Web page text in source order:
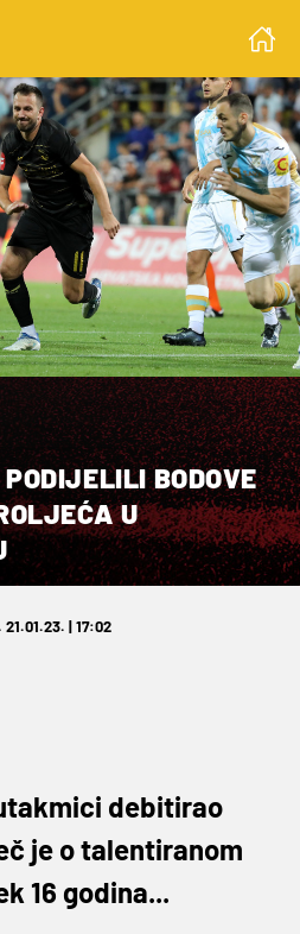
BODOVE
U
| 17:02
debitirao
je o talentiranom
16 godina...